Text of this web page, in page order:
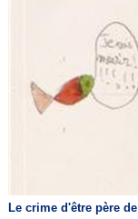
Le crime d'être père